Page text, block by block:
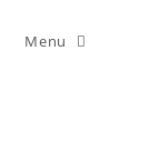
Menu